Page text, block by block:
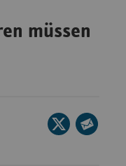
müssen
Seite
auf